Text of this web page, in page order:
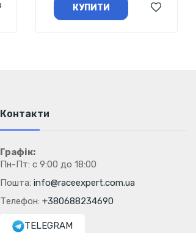
КУПИТИ
Контакти
Графік:
Пн-Пт: с 9:00 до 18:00
Пошта: info@raceexpert.com.ua
Телефон: +380688234690
TELEGRAM